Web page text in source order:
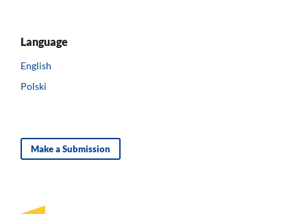
Language
English
Polski
Make a Submission